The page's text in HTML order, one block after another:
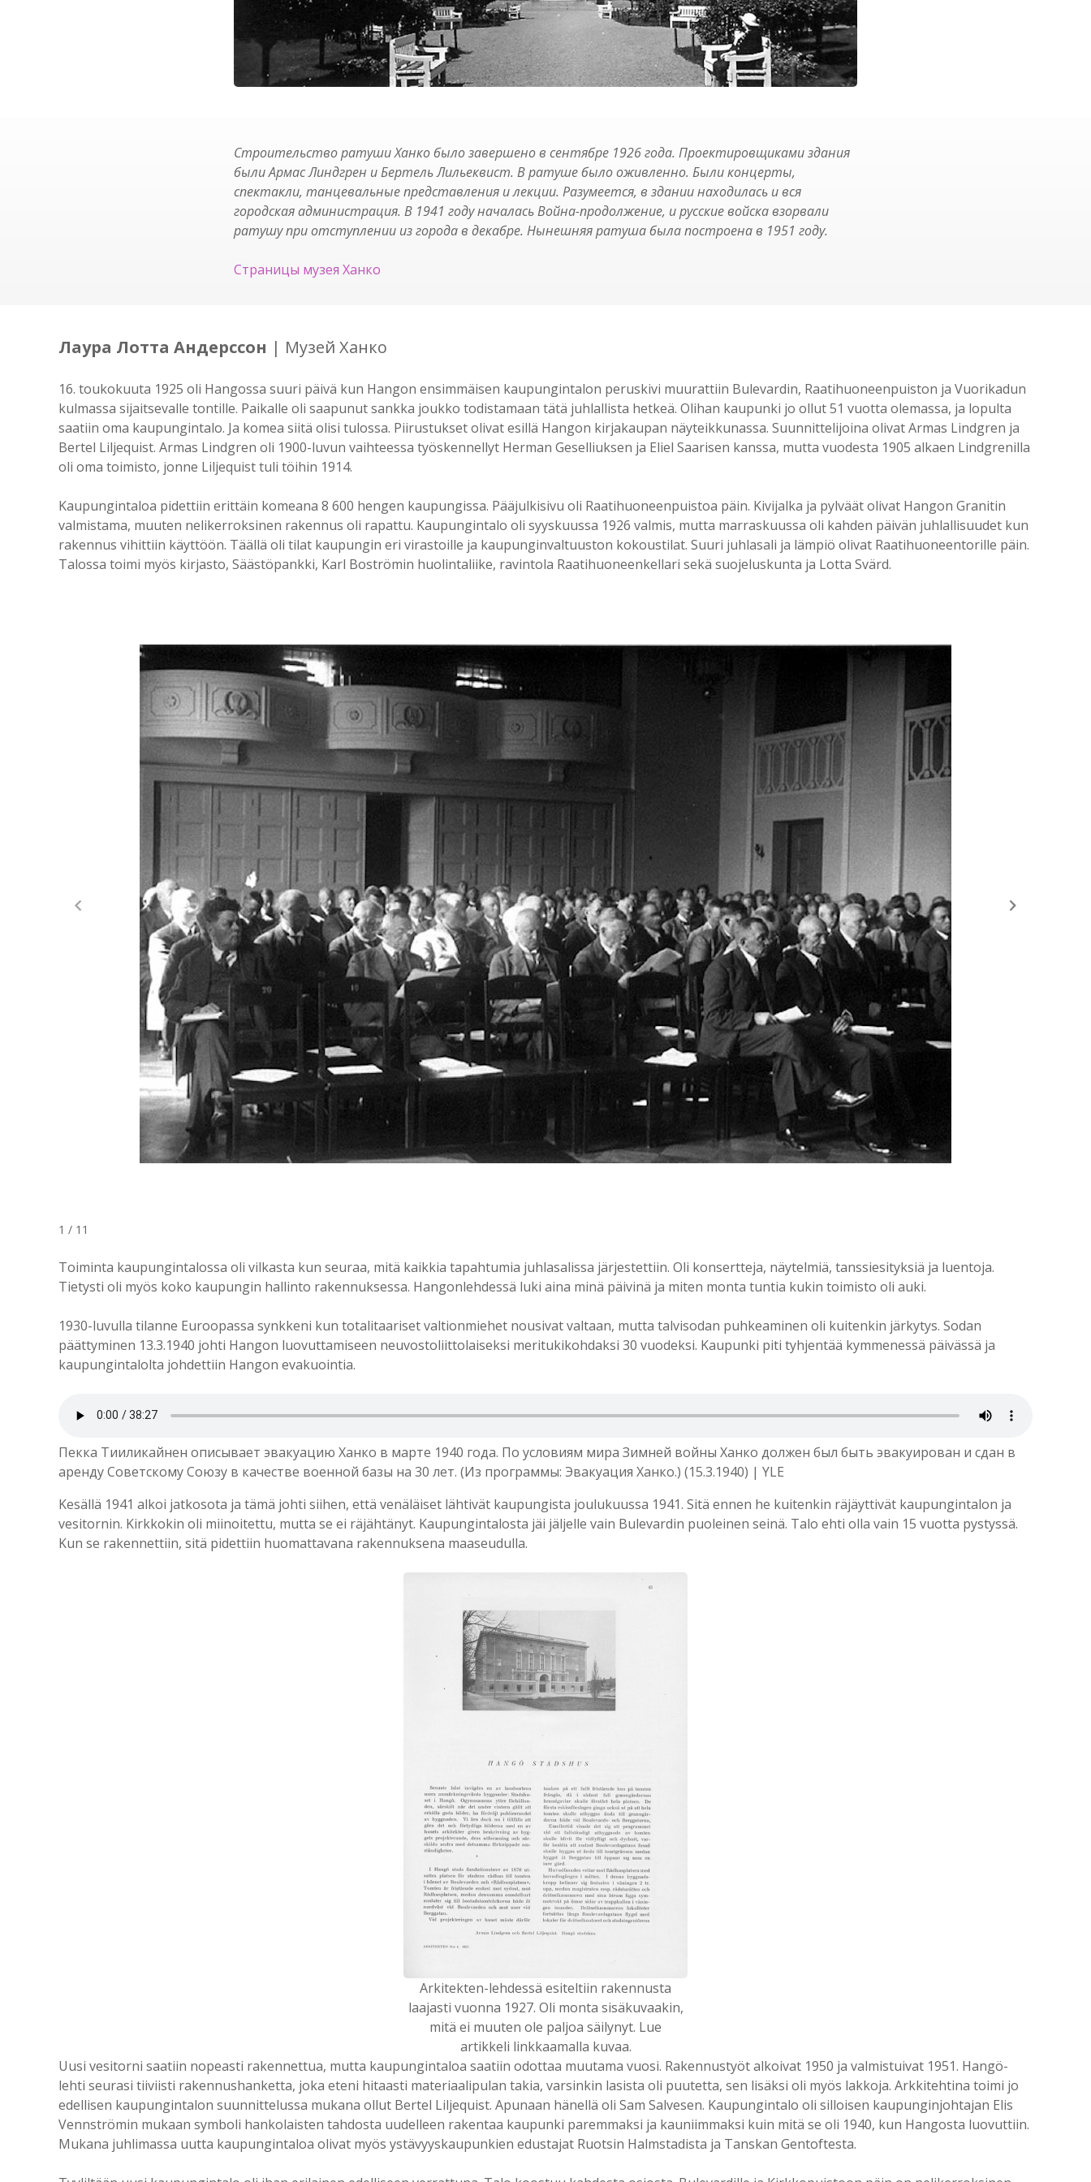
Строительство ратуши Ханко было завершено в сентябре 1926 года. Проектировщиками здания
были Армас Линдгрен и Бертель Лильеквист. В ратуше было оживленно. Были концерты,
спектакли, танцевальные представления и лекции. Разумеется, в здании находилась и вся
городская администрация. В 1941 году началась Война-продолжение, и русские войска взорвали
ратушу при отступлении из города в декабре. Нынешняя ратуша была построена в 1951 году.
Страницы музея Ханко
Лаура Лотта Андерссон | Музей Ханко
16. toukokuuta 1925 oli Hangossa suuri päivä kun Hangon ensimmäisen kaupungintalon peruskivi muurattiin Bulevardin, Raatihuoneenpuiston ja Vuorikadun
kulmassa sijaitsevalle tontille. Paikalle oli saapunut sankka joukko todistamaan tätä juhlallista hetkeä. Olihan kaupunki jo ollut 51 vuotta olemassa, ja lopulta
saatiin oma kaupungintalo. Ja komea siitä olisi tulossa. Piirustukset olivat esillä Hangon kirjakaupan näyteikkunassa. Suunnittelijoina olivat Armas Lindgren ja
Bertel Liljequist. Armas Lindgren oli 1900-luvun vaihteessa työskennellyt Herman Geselliuksen ja Eliel Saarisen kanssa, mutta vuodesta 1905 alkaen Lindgrenilla
oli oma toimisto, jonne Liljequist tuli töihin 1914.
Kaupungintaloa pidettiin erittäin komeana 8 600 hengen kaupungissa. Pääjulkisivu oli Raatihuoneenpuistoa päin. Kivijalka ja pylväät olivat Hangon Granitin
valmistama, muuten nelikerroksinen rakennus oli rapattu. Kaupungintalo oli syyskuussa 1926 valmis, mutta marraskuussa oli kahden päivän juhlallisuudet kun
rakennus vihittiin käyttöön. Täällä oli tilat kaupungin eri virastoille ja kaupunginvaltuuston kokoustilat. Suuri juhlasali ja lämpiö olivat Raatihuoneentorille päin.
Talossa toimi myös kirjasto, Säästöpankki, Karl Boströmin huolintaliike, ravintola Raatihuoneenkellari sekä suojeluskunta ja Lotta Svärd.
1 / 11
Toiminta kaupungintalossa oli vilkasta kun seuraa, mitä kaikkia tapahtumia juhlasalissa järjestettiin. Oli konsertteja, näytelmiä, tanssiesityksiä ja luentoja.
Tietysti oli myös koko kaupungin hallinto rakennuksessa. Hangonlehdessä luki aina minä päivinä ja miten monta tuntia kukin toimisto oli auki.
1930-luvulla tilanne Euroopassa synkkeni kun totalitaariset valtionmiehet nousivat valtaan, mutta talvisodan puhkeaminen oli kuitenkin järkytys. Sodan
päättyminen 13.3.1940 johti Hangon luovuttamiseen neuvostoliittolaiseksi meritukikohdaksi 30 vuodeksi. Kaupunki piti tyhjentää kymmenessä päivässä ja
kaupungintalolta johdettiin Hangon evakuointia.
Пекка Тииликайнен описывает эвакуацию Ханко в марте 1940 года. По условиям мира Зимней войны Ханко должен был быть эвакуирован и сдан в
аренду Советскому Союзу в качестве военной базы на 30 лет. (Из программы: Эвакуация Ханко.) (15.3.1940) | YLE
Kesällä 1941 alkoi jatkosota ja tämä johti siihen, että venäläiset lähtivät kaupungista joulukuussa 1941. Sitä ennen he kuitenkin räjäyttivät kaupungintalon ja
vesitornin. Kirkkokin oli miinoitettu, mutta se ei räjähtänyt. Kaupungintalosta jäi jäljelle vain Bulevardin puoleinen seinä. Talo ehti olla vain 15 vuotta pystyssä.
Kun se rakennettiin, sitä pidettiin huomattavana rakennuksena maaseudulla.
Arkitekten-lehdessä esiteltiin rakennusta
laajasti vuonna 1927. Oli monta sisäkuvaakin,
mitä ei muuten ole paljoa säilynyt. Lue
artikkeli linkkaamalla kuvaa.
Uusi vesitorni saatiin nopeasti rakennettua, mutta kaupungintaloa saatiin odottaa muutama vuosi. Rakennustyöt alkoivat 1950 ja valmistuivat 1951. Hangö-
lehti seurasi tiiviisti rakennushanketta, joka eteni hitaasti materiaalipulan takia, varsinkin lasista oli puutetta, sen lisäksi oli myös lakkoja. Arkkitehtina toimi jo
edellisen kaupungintalon suunnittelussa mukana ollut Bertel Liljequist. Apunaan hänellä oli Sam Salvesen. Kaupungintalo oli silloisen kaupunginjohtajan Elis
Vennströmin mukaan symboli hankolaisten tahdosta uudelleen rakentaa kaupunki paremmaksi ja kauniimmaksi kuin mitä se oli 1940, kun Hangosta luovuttiin.
Mukana juhlimassa uutta kaupungintaloa olivat myös ystävyyskaupunkien edustajat Ruotsin Halmstadista ja Tanskan Gentoftesta.